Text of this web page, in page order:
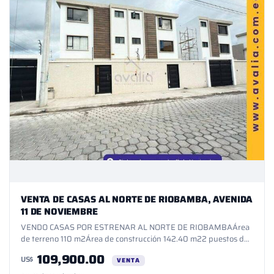
VENTA DE CASAS AL NORTE DE RIOBAMBA, AVENIDA
11 DE NOVIEMBRE
VENDO CASAS POR ESTRENAR AL NORTE DE RIOBAMBAÁrea
de terreno 110 m2Área de construcción 142.40 m22 puestos de
español, decoración Gypsum en el techo, comedor Cocina
US$ 109,900.00 VENTA